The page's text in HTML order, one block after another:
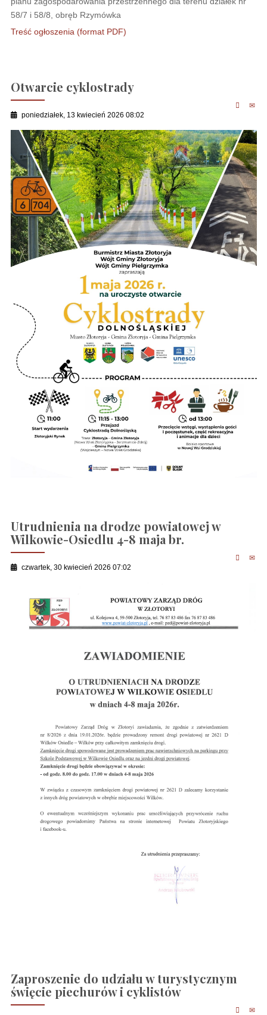
58/7 i 58/8, obręb Rzymówka
Treść ogłoszenia (format PDF)
Otwarcie cyklostrady
poniedziałek, 13 kwiecień 2026 08:02
Utrudnienia na drodze powiatowej w
Wilkowie-Osiedlu 4-8 maja br.
czwartek, 30 kwiecień 2026 07:02
Zaproszenie do udziału w turystycznym
święcie piechurów i cyklistów